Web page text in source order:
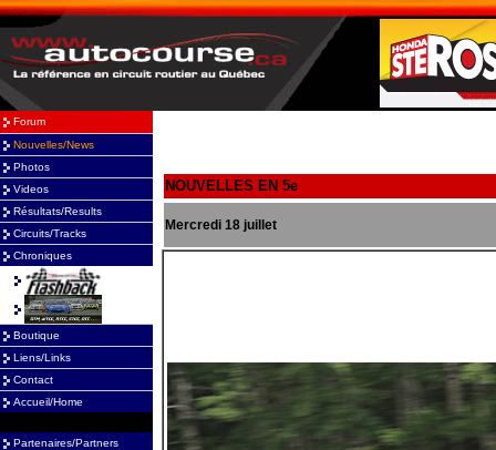
Forum
Nouvelles/News
Photos
Videos
Résultats/Results
Circuits/Tracks
Chroniques
Boutique
Liens/Links
Contact
Accueil/Home
Partenaires/Partners